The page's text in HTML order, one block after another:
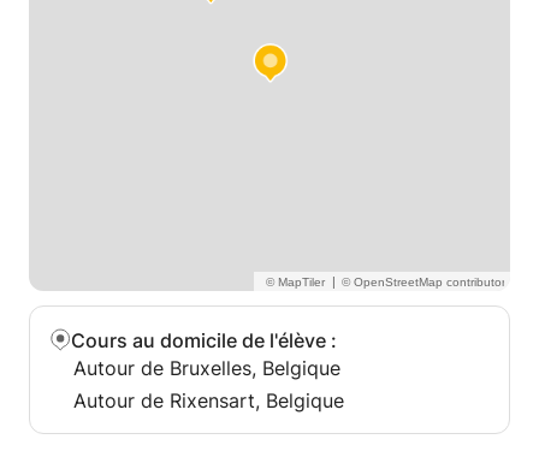
Apprendre en s'amusant c'est possible et surtout
|
Cours au domicile de l'élève :
Autour de Bruxelles, Belgique
Autour de Rixensart, Belgique